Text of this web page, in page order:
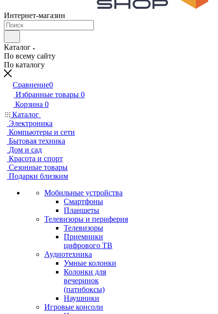
Интернет-магазин
Каталог
По всему сайту
По каталогу
Сравнение0
Избранные товары 0
Корзина 0
Каталог
Электроника
Компьютеры и сети
Бытовая техника
Дом и сад
Красота и спорт
Сезонные товары
Подарки близким
Мобильные устройства
Смартфоны
Планшеты
Телевизоры и периферия
Телевизоры
Приемники
цифрового ТВ
Аудиотехника
Умные колонки
Колонки для
вечеринок
(патибоксы)
Наушники
Игровые консоли